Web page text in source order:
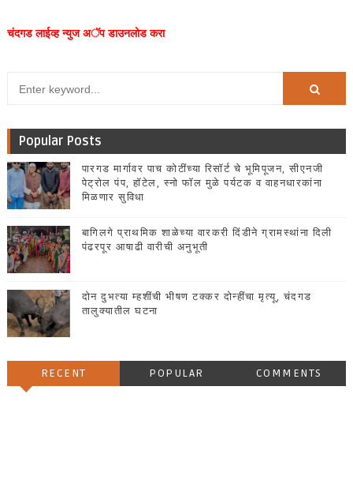
चंदगड लाईव्ह न्युज अॅप डाउनलोड करा
Popular Posts
पारगड मार्गावर पाच कोटींच्या रिसॉर्ट चे भूमिपूजन, सीएनजी
पेट्रोल पंप, हॉटेल, स्नो फॉल मुळे पर्यटक व वाहनधारकांना
मिळणार सुविधा
बागिलगे प्राथमिक शाळेच्या वारकरी दिंडीने ग्रामस्थांना दिली
पंढरपूर आषाढी वारीची अनुभूती
दोन दुभत्या म्हशींची भीषण टक्कर दोन्हींचा मृत्यू, चंदगड
तालुक्यातील घटना
RECENT POPULAR COMMENTS